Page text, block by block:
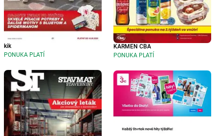
kik
PONUKA PLATÍ
KARMEN CBA
PONUKA PLATÍ